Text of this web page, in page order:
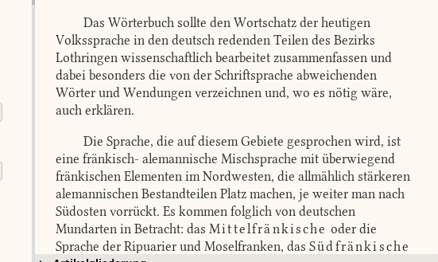
Das Wörterbuch sollte den Wortschatz der heutigen
Volkssprache in den deutsch redenden Teilen des Bezirks
Lothringen wissenschaftlich bearbeitet zusammenfassen und
dabei besonders die von der Schriftsprache abweichenden
Wörter und Wendungen verzeichnen und, wo es nötig wäre,
auch erklären.
Die Sprache, die auf diesem Gebiete gesprochen wird, ist
eine fränkisch- alemannische Mischsprache mit überwiegend
fränkischen Elementen im Nordwesten, die allmählich stärkeren
alemannischen Bestandteilen Platz machen, je weiter man nach
Südosten vorrückt. Es kommen folglich von deutschen
Mundarten in Betracht: das Mittelfränkische oder die
Sprache der Ripuarier und Moselfranken, das Südfränkische